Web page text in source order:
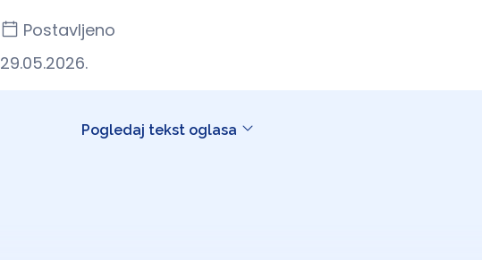
Postavljeno
29.05.2026.
Pogledaj tekst oglasa